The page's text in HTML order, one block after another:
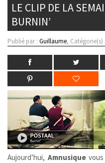
LE CLIP DE LA
BURNIN’
Publié par : Guillaume, Catégorie(s) :
Aujourd’hui, Amnusiquevous